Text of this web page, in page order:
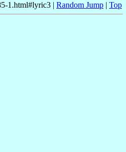
1.html#lyric3 | Random Jump | Top